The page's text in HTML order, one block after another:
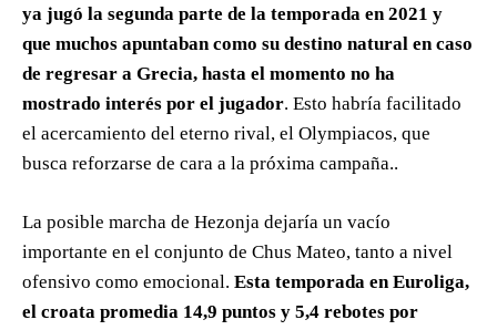
ya jugó la segunda parte de la temporada en 2021 y
que muchos apuntaban como su destino natural en caso
de regresar a Grecia, hasta el momento no ha
mostrado interés por el jugador. Esto habría facilitado
el acercamiento del eterno rival, el Olympiacos, que
busca reforzarse de cara a la próxima campaña..
La posible marcha de Hezonja dejaría un vacío
importante en el conjunto de Chus Mateo, tanto a nivel
ofensivo como emocional. Esta temporada en Euroliga,
el croata promedia 14,9 puntos y 5,4 rebotes por